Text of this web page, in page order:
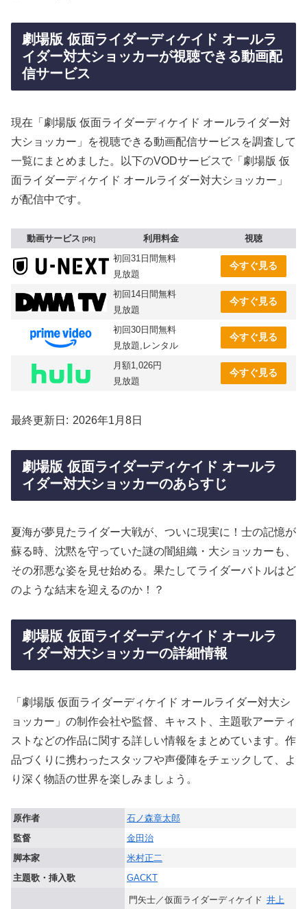
劇場版 仮面ライダーディケイド オールラ
イダー対大ショッカーが視聴できる動画配
信サービス
現在「劇場版 仮面ライダーディケイド オールライダー対
大ショッカー」を視聴できる動画配信サービスを調査して
一覧にまとめました。以下のVODサービスで「劇場版 仮
面ライダーディケイド オールライダー対大ショッカー」
が配信中です。
動画サービス PR 利用料金
視聴
初回31日間無料
見放題
今すぐ見る
初回14日間無料
見放題
今すぐ見る
初回30日間無料
見放題,レンタル
今すぐ見る
月額1,026円
見放題
今すぐ見る
最終更新日 2026年1月8日
劇場版 仮面ライダーディケイド オールラ
イダー対大ショッカーのあらすじ
夏海が夢見たライダー大戦が、ついに現実に！士の記憶が
蘇る時、沈黙を守っていた謎の闇組織・大ショッカーも、
その邪悪な姿を見せ始める。果たしてライダーバトルはど
のような結末を迎えるのか！？
劇場版 仮面ライダーディケイド オールラ
イダー対大ショッカーの詳細情報
「劇場版 仮面ライダーディケイド オールライダー対大シ
ョッカー」の制作会社や監督、キャスト、主題歌アーティ
ストなどの作品に関する詳しい情報をまとめています。作
品づくりに携わったスタッフや声優陣をチェックして、よ
り深く物語の世界を楽しみましょう。
原作者
石ノ森章太郎
監督
金田治
脚本家
米村正二
主題歌・挿入歌
GACKT
門矢士／仮面ライダーディケイド 井上